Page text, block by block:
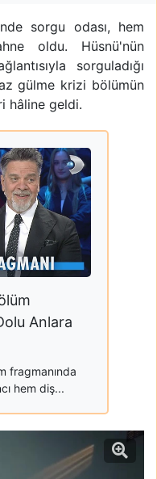
sorgu odası, hem
oldu. Hüsnü'nün
sorguladığı
gülme krizi bölümün
hâline geldi.
Anlara
fragmanında
hem diş...